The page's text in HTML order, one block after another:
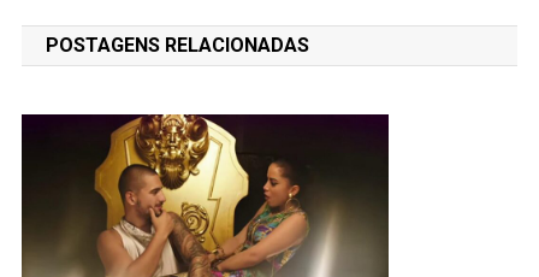
de
Post
POSTAGENS RELACIONADAS